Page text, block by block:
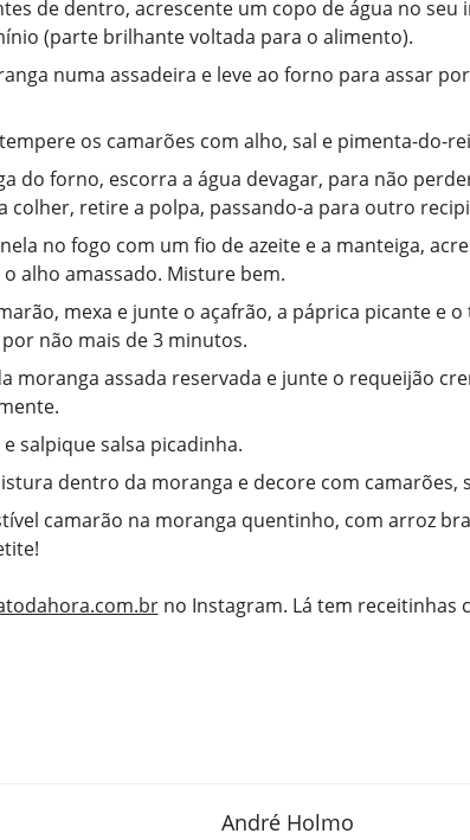
de dentro, acrescente um copo de água no seu
(parte brilhante voltada para o alimento).
numa assadeira e leve ao forno para assar
os camarões com alho, sal e pimenta-do-
do forno, escorra a água devagar, para não
colher, retire a polpa, passando-a para outro
no fogo com um fio de azeite e a manteiga,
alho amassado. Misture bem.
mexa e junte o açafrão, a páprica picante e
não mais de 3 minutos.
moranga assada reservada e junte o requeijão
salpique salsa picadinha.
dentro da moranga e decore com camarões,
camarão na moranga quentinho, com arroz
no Instagram. Lá tem receitinhas
André Holmo